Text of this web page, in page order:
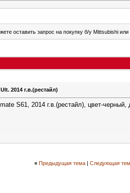
оставить запрос на покупку б/у Mittsubishi
2014 г.в.(рестайл)
S61, 2014 г.в.(рестайл), цвет-
« Предыдущая тема| Следующая